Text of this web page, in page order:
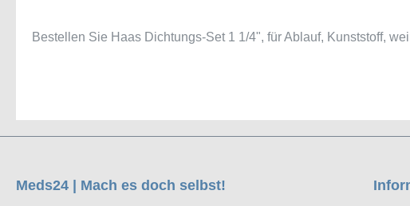
Bestellen Sie Haas Dichtungs-Set 1 1/4", für Ablauf, Kunststoff,
Meds24 | Mach es doch selbst!